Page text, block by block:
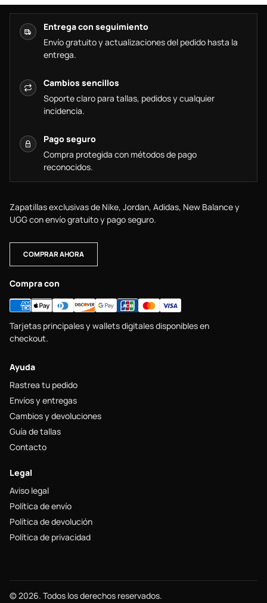
Entrega con seguimiento
Envío gratuito y actualizaciones del pedido hasta la
entrega.
Cambios sencillos
Soporte claro para tallas, pedidos y cualquier
incidencia.
Pago seguro
Compra protegida con métodos de pago
reconocidos.
Zapatillas exclusivas de Nike, Jordan, Adidas, New Balance y
UGG con envío gratuito y pago seguro.
COMPRAR AHORA
Compra con
Tarjetas principales y wallets digitales disponibles en
checkout.
Ayuda
Rastrea tu pedido
Envíos y entregas
Cambios y devoluciones
Guía de tallas
Contacto
Legal
Aviso legal
Política de envío
Política de devolución
Política de privacidad
© 2026. Todos los derechos reservados.